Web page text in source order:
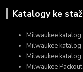
Katalogy ke
Milwaukee
Milwaukee
Milwaukee katalog
Milwaukee